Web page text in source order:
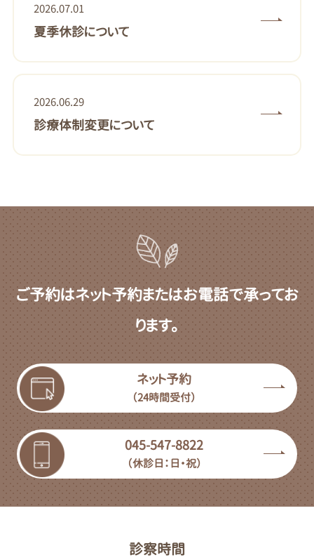
2026.07.01
夏季休診について
2026.06.29
診療体制変更について
ご予約はネット予約またはお電話で承ってお
ります。
ネット予約
（24時間受付）
045-547-8822
（休診日：日・祝）
診察時間